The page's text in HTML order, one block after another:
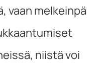
vaan melkeinpä
niistä voi